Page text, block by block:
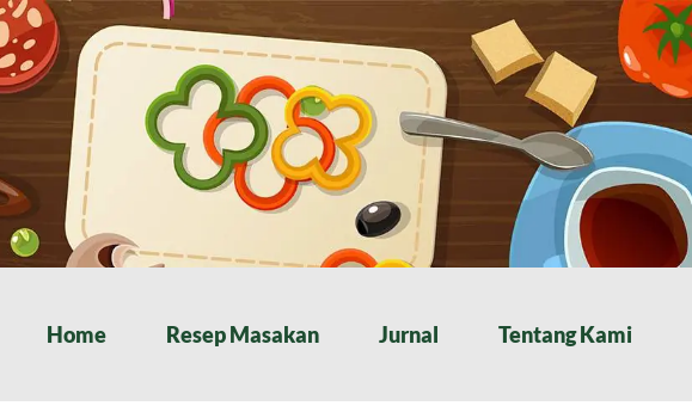
Home Resep Masakan Jurnal Tentang Kami